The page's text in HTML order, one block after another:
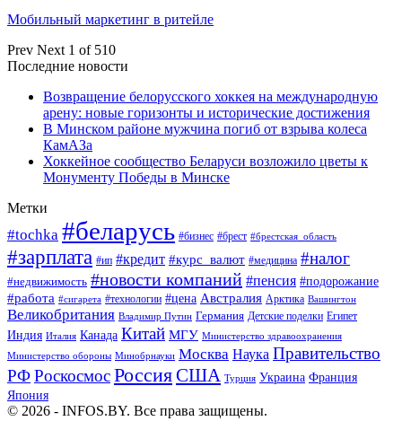
Мобильный маркетинг в ритейле
Prev Next 1 of 510
Последние новости
Возвращение белорусского хоккея на международную
арену: новые горизонты и исторические достижения
В Минском районе мужчина погиб от взрыва колеса
КамАЗа
Хоккейное сообщество Беларуси возложило цветы к
Монументу Победы в Минске
Метки
#tochka #беларусь #бизнес #брест #брестская_область
#зарплата #ип #кредит #курс_валют #медицина #налог
#недвижимость #новости компаний #пенсия #подорожание
#работа #сигарета #технологии #цена Австралия Арктика Вашингтон
Великобритания Владимир Путин Германия Детские поделки Египет
Индия Италия Канада Китай МГУ Министерство здравоохранения
Министерство обороны Минобрнауки Москва Наука Правительство
РФРоскосмосРоссияСША Турция Украина Франция
Япония
© 2026 - INFOS.BY. Все права защищены.